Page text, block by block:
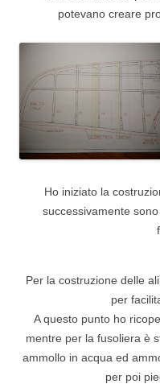
potevano creare
Ho iniziato la
successivamente
Per la costruzione delle
per
A questo punto ho
mentre per la fusoliera è
ammollo in acqua ed
per poi